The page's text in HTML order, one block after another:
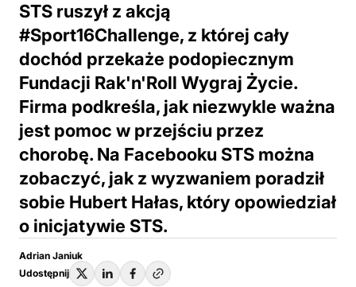
STS ruszył z akcją
#Sport16Challenge, z której cały
dochód przekaże podopiecznym
Fundacji Rak'n'Roll Wygraj Życie.
Firma podkreśla, jak niezwykle ważna
jest pomoc w przejściu przez
chorobę. Na Facebooku STS można
zobaczyć, jak z wyzwaniem poradził
sobie Hubert Hałas, który opowiedział
o inicjatywie STS.
Adrian Janiuk
Udostępnij